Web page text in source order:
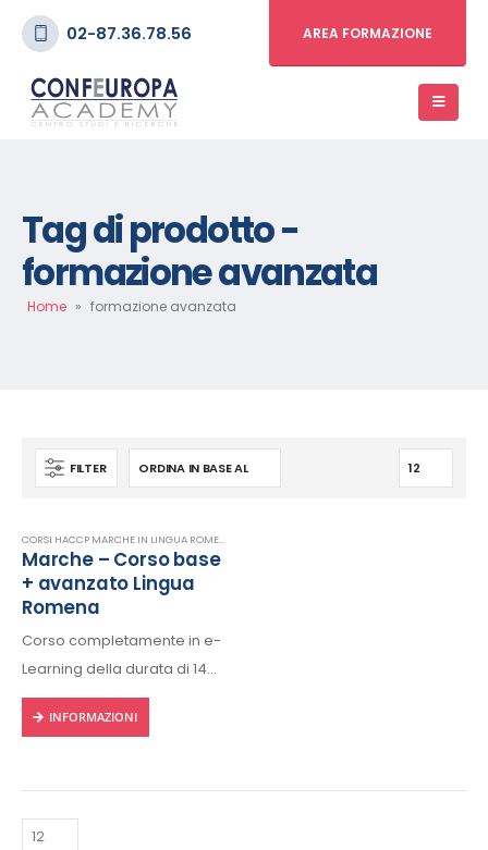
02-87.36.78.56 AREA FORMAZIONE
Tag di prodotto -
formazione avanzata
Home » formazione avanzata
FILTER
CORSI HACCP MARCHE IN LINGUA ROMENA
Marche – Corso base
+ avanzato Lingua
Romena
Corso completamente in e-
Learning della durata di 14
ore, fruibile 24/24h da ogni
dispositivo connesso a
univoco di riconscimento.
INFORMAZIONI